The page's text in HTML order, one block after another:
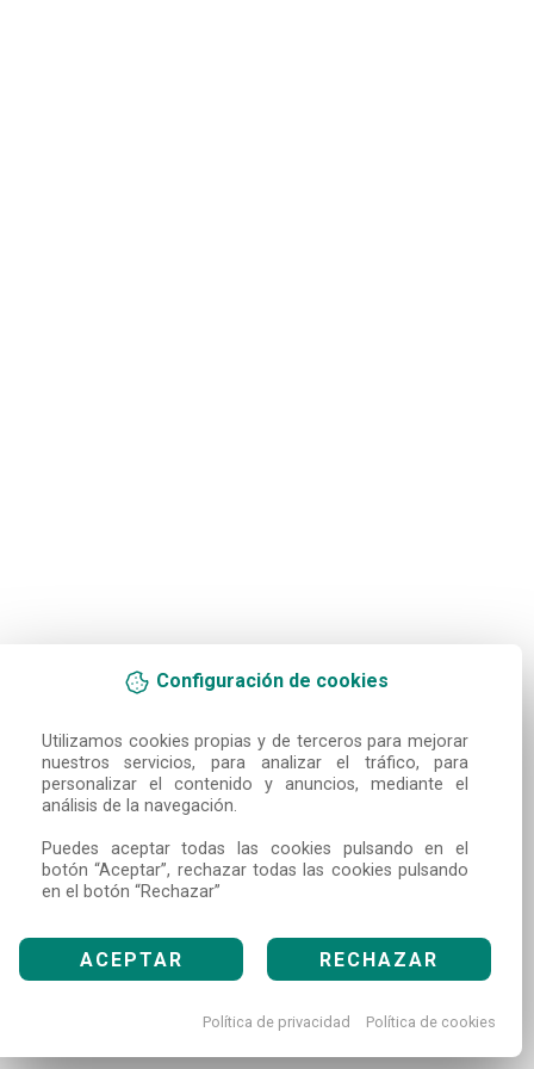
Configuración de cookies
Utilizamos cookies propias y de terceros para mejorar
nuestros servicios, para analizar el tráfico, para
personalizar el contenido y anuncios, mediante el
análisis de la navegación.
Puedes aceptar todas las cookies pulsando en el
botón “Aceptar”, rechazar todas las cookies pulsando
en el botón “Rechazar”
ACEPTAR RECHAZAR
Política de privacidad Política de cookies